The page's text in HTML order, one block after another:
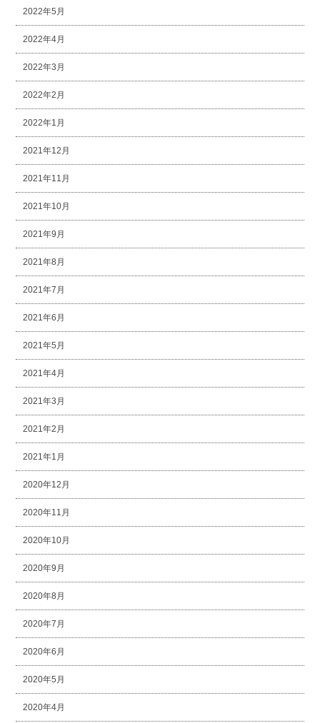
2022年5月
2022年4月
2022年3月
2022年2月
2022年1月
2021年12月
2021年11月
2021年10月
2021年9月
2021年8月
2021年7月
2021年6月
2021年5月
2021年4月
2021年3月
2021年2月
2021年1月
2020年12月
2020年11月
2020年10月
2020年9月
2020年8月
2020年7月
2020年6月
2020年5月
2020年4月